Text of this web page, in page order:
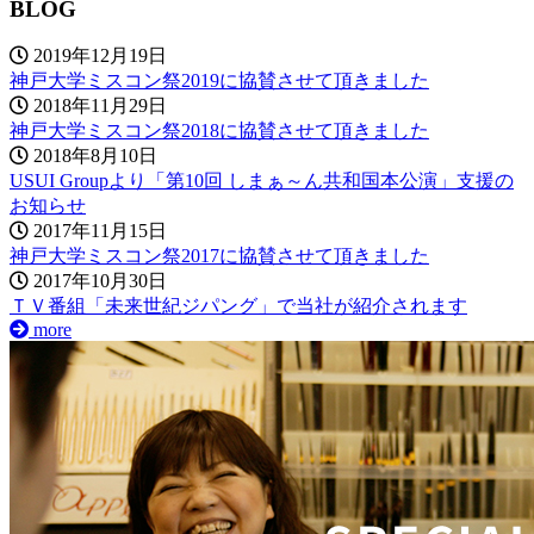
BLOG
2019年12月19日
神戸大学ミスコン祭2019に協賛させて頂きました
2018年11月29日
神戸大学ミスコン祭2018に協賛させて頂きました
2018年8月10日
USUI Groupより「第10回 しまぁ～ん共和国本公演」支援の
お知らせ
2017年11月15日
神戸大学ミスコン祭2017に協賛させて頂きました
2017年10月30日
ＴＶ番組「未来世紀ジパング」で当社が紹介されます
more